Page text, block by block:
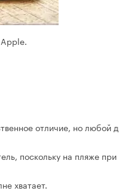
отличие, но любой
поскольку на пляже
хватает.